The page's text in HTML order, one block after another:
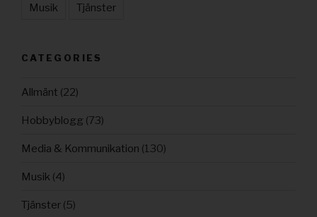
Musik Tjänster
CATEGORIES
Allmänt (22)
Hobbyblogg (73)
Media & Kommunikation (130)
Musik (4)
Tjänster (5)